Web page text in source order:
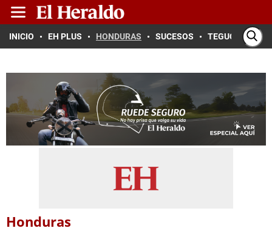
INICIO EH PLUS HONDURAS SUCESOS TEGUCIGALPA
Honduras